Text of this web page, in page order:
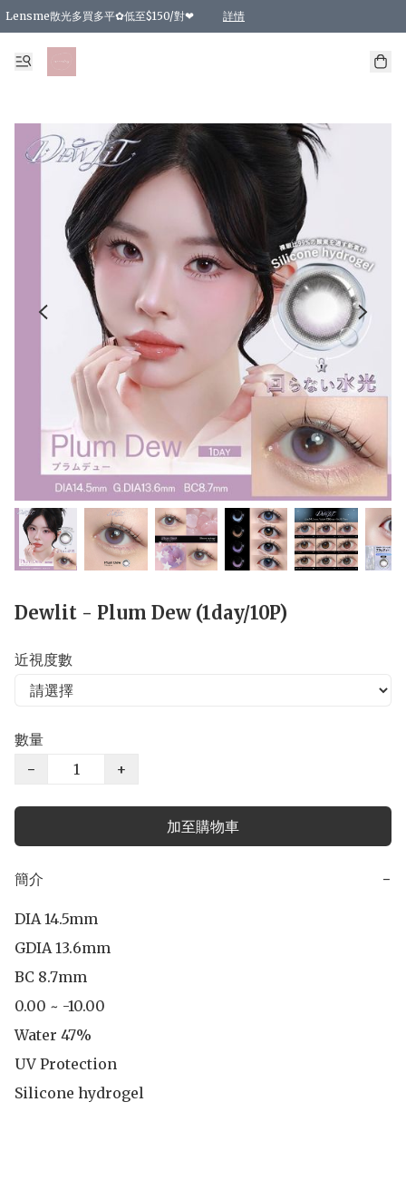
Lensme散光多買多平✿低至$150/對❤ 詳情
台灣Karacon⁩✧日拋 特價清貨❁⃘
日本韓國多款日/月拋現貨☼ 特價❤︎數量有限 售完即止
🇰🇷韓國多款月拋現貨 特價兩對$99✿數量有限 售完即止♫
精選商品，任選買2件或以上9 折；買4件或以上85 折；買6件或以上8 折
精選商品，任選買2件HKD 140.00；買4件HKD 260.00
精選商品，任選買2件HKD 190.00；買4件HKD 360.00
精選商品，任選買2件HKD 110.00；買4件HKD 180.00
精選商品，任選買2件HKD 170.00；買4件HKD 320.00
精選商品，任選買2件或以上減HKD 148.00
精選商品，任選買2件或以上減HKD 148.00
精選商品，任選買2件或以上95 折；買4件或以上9 折；買6件或以上85 折；買8件
精選商品，任選買12件或以上87 折
精選商品，任選買2件或以上減HKD 16.00；買4件或以上減HKD 32.00；買6
精選商品，任選買2件或以上95 折；買4件或以上9 折；買8件或以上85 折；買12
購物滿 HKD 800.00即享免運費優惠！（適用於 特定的送貨方式 )
Dewlit - Plum Dew (1day/10P)
近視度數
數量
−
+
加至購物車
簡介 −
DIA 14.5mm
GDIA 13.6mm
BC 8.7mm
0.00 ~ -10.00
Water 47%
UV Protection
Silicone hydrogel